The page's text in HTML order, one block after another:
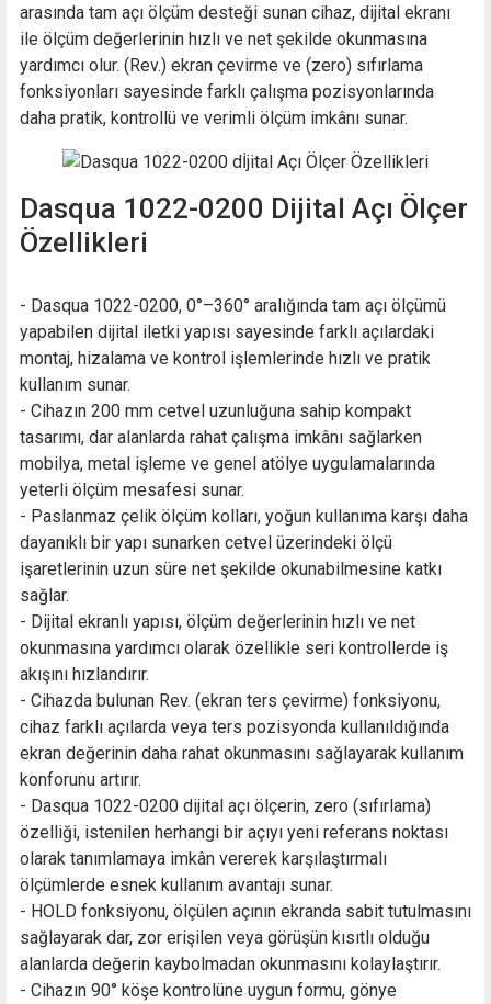
arasında tam açı ölçüm desteği sunan cihaz, dijital ekranı
ile ölçüm değerlerinin hızlı ve net şekilde okunmasına
yardımcı olur. (Rev.) ekran çevirme ve (zero) sıfırlama
fonksiyonları sayesinde farklı çalışma pozisyonlarında
daha pratik, kontrollü ve verimli ölçüm imkânı sunar.
Dasqua 1022-0200 Dijital Açı Ölçer
Özellikleri
- Dasqua 1022-0200, 0°–360° aralığında tam açı ölçümü
yapabilen dijital iletki yapısı sayesinde farklı açılardaki
montaj, hizalama ve kontrol işlemlerinde hızlı ve pratik
kullanım sunar.
- Cihazın 200 mm cetvel uzunluğuna sahip kompakt
tasarımı, dar alanlarda rahat çalışma imkânı sağlarken
mobilya, metal işleme ve genel atölye uygulamalarında
yeterli ölçüm mesafesi sunar.
- Paslanmaz çelik ölçüm kolları, yoğun kullanıma karşı daha
dayanıklı bir yapı sunarken cetvel üzerindeki ölçü
işaretlerinin uzun süre net şekilde okunabilmesine katkı
sağlar.
- Dijital ekranlı yapısı, ölçüm değerlerinin hızlı ve net
okunmasına yardımcı olarak özellikle seri kontrollerde iş
akışını hızlandırır.
- Cihazda bulunan Rev. (ekran ters çevirme) fonksiyonu,
cihaz farklı açılarda veya ters pozisyonda kullanıldığında
ekran değerinin daha rahat okunmasını sağlayarak kullanım
konforunu artırır.
- Dasqua 1022-0200 dijital açı ölçerin, zero (sıfırlama)
özelliği, istenilen herhangi bir açıyı yeni referans noktası
olarak tanımlamaya imkân vererek karşılaştırmalı
ölçümlerde esnek kullanım avantajı sunar.
- HOLD fonksiyonu, ölçülen açının ekranda sabit tutulmasını
sağlayarak dar, zor erişilen veya görüşün kısıtlı olduğu
alanlarda değerin kaybolmadan okunmasını kolaylaştırır.
- Cihazın 90° köşe kontrolüne uygun formu, gönye